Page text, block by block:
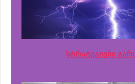
სტრატეგიები